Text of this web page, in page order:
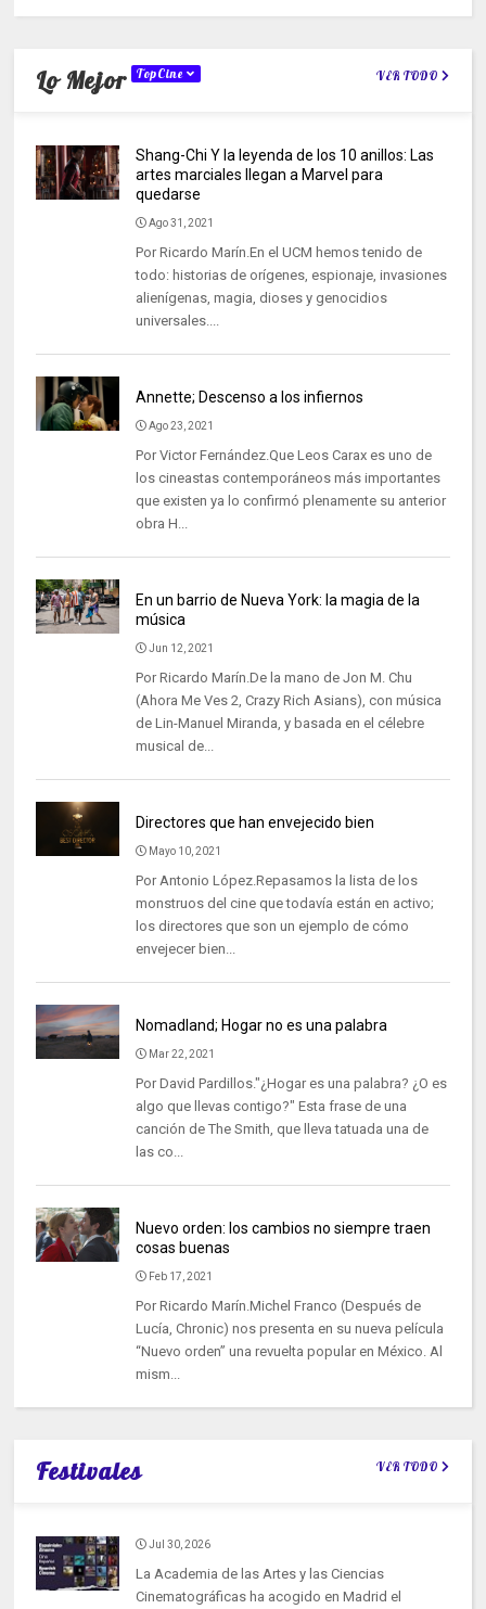
Lo Mejor TopCine VER TODO
Shang-Chi Y la leyenda de los 10 anillos: Las
artes marciales llegan a Marvel para
quedarse
Ago 31, 2021
Por Ricardo Marín.En el UCM hemos tenido de
todo: historias de orígenes, espionaje, invasiones
alienígenas, magia, dioses y genocidios
universales....
Annette; Descenso a los infiernos
Ago 23, 2021
Por Victor Fernández.Que Leos Carax es uno de
los cineastas contemporáneos más importantes
que existen ya lo confirmó plenamente su anterior
obra H...
En un barrio de Nueva York: la magia de la
música
Jun 12, 2021
Por Ricardo Marín.De la mano de Jon M. Chu
(Ahora Me Ves 2, Crazy Rich Asians), con música
de Lin-Manuel Miranda, y basada en el célebre
musical de...
Directores que han envejecido bien
Mayo 10, 2021
Por Antonio López.Repasamos la lista de los
monstruos del cine que todavía están en activo;
los directores que son un ejemplo de cómo
envejecer bien...
Nomadland; Hogar no es una palabra
Mar 22, 2021
Por David Pardillos."¿Hogar es una palabra? ¿O es
algo que llevas contigo?" Esta frase de una
canción de The Smith, que lleva tatuada una de
las co...
Nuevo orden: los cambios no siempre traen
cosas buenas
Feb 17, 2021
Por Ricardo Marín.Michel Franco (Después de
Lucía, Chronic) nos presenta en su nueva película
“Nuevo orden” una revuelta popular en México. Al
mism...
Festivales VER TODO
Jul 30, 2026
La Academia de las Artes y las Ciencias
Cinematográficas ha acogido en Madrid el